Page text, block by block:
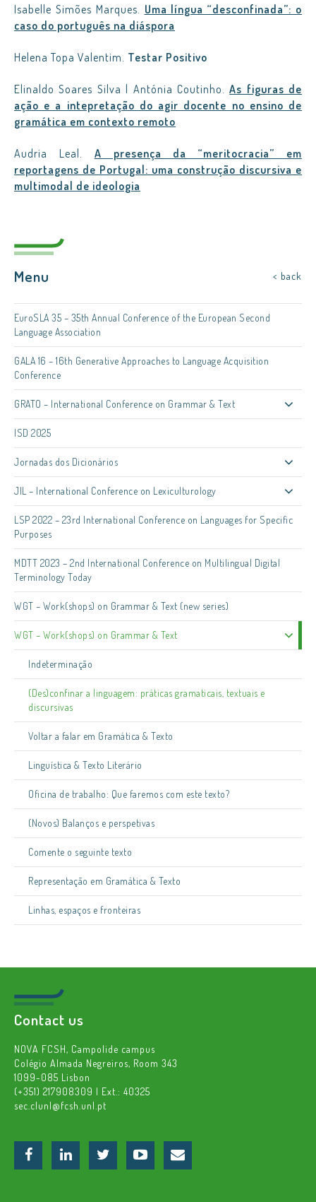
Isabelle Simões Marques. Uma língua “desconfinada”: o
caso do português na diáspora
Helena Topa Valentim. Testar Positivo
Elinaldo Soares Silva | Antónia Coutinho.As figuras de
ação e a intepretação do agir docente no ensino de
gramática em contexto remoto
Audria Leal. A presença da “meritocracia” em
reportagens de Portugal: uma construção discursiva e
multimodal de ideologia
Menu < back
EuroSLA 35 – 35th Annual Conference of the European Second
Language Association
GALA 16 – 16th Generative Approaches to Language Acquisition
Conference
GRATO – International Conference on Grammar & Text
ISD 2025
Jornadas dos Dicionários
JIL – International Conference on Lexiculturology
LSP 2022 – 23rd International Conference on Languages for Specific
Purposes
MDTT 2023 – 2nd International Conference on Multilingual Digital
Terminology Today
WGT – Work(shops) on Grammar & Text (new series)
WGT – Work(shops) on Grammar & Text
Indeterminação
(Des)confinar a linguagem: práticas gramaticais, textuais e
discursivas
Voltar a falar em Gramática & Texto
Linguística & Texto Literário
Oficina de trabalho: Que faremos com este texto?
(Novos) Balanços e perspetivas
Comente o seguinte texto
Representação em Gramática & Texto
Linhas, espaços e fronteiras
Contact us
NOVA FCSH, Campolide campus
Colégio Almada Negreiros, Room 343
1099-085 Lisbon
(+351) 217908309 | Ext.: 40325
sec.clunl@fcsh.unl.pt